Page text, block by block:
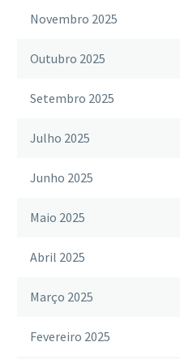
Novembro 2025
Outubro 2025
Setembro 2025
Julho 2025
Junho 2025
Maio 2025
Abril 2025
Março 2025
Fevereiro 2025